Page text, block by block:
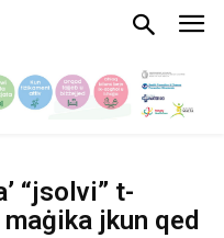
“jsolvi” t-
jkun qed